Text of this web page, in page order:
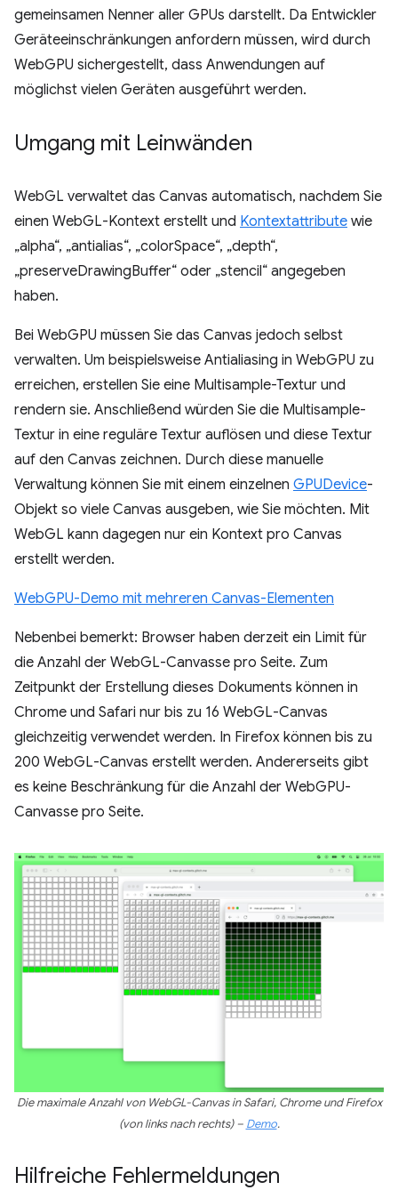
gemeinsamen Nenner aller GPUs darstellt. Da Entwickler
Geräteeinschränkungen anfordern müssen, wird durch
WebGPU sichergestellt, dass Anwendungen auf
möglichst vielen Geräten ausgeführt werden.
Umgang mit Leinwänden
WebGL verwaltet das Canvas automatisch, nachdem Sie
einen WebGL-Kontext erstellt und Kontextattribute wie
„alpha“, „antialias“, „colorSpace“, „depth“,
„preserveDrawingBuffer“ oder „stencil“ angegeben
haben.
Bei WebGPU müssen Sie das Canvas jedoch selbst
verwalten. Um beispielsweise Antialiasing in WebGPU zu
erreichen, erstellen Sie eine Multisample-Textur und
rendern sie. Anschließend würden Sie die Multisample-
Textur in eine reguläre Textur auflösen und diese Textur
auf den Canvas zeichnen. Durch diese manuelle
Verwaltung können Sie mit einem einzelnen GPUDevice-
Objekt so viele Canvas ausgeben, wie Sie möchten. Mit
WebGL kann dagegen nur ein Kontext pro Canvas
erstellt werden.
WebGPU-Demo mit mehreren Canvas-Elementen
Nebenbei bemerkt: Browser haben derzeit ein Limit für
die Anzahl der WebGL-Canvasse pro Seite. Zum
Zeitpunkt der Erstellung dieses Dokuments können in
Chrome und Safari nur bis zu 16 WebGL-Canvas
gleichzeitig verwendet werden. In Firefox können bis zu
200 WebGL-Canvas erstellt werden. Andererseits gibt
es keine Beschränkung für die Anzahl der WebGPU-
Canvasse pro Seite.
Die maximale Anzahl von WebGL-Canvas in Safari, Chrome und Firefox
(von links nach rechts) – Demo.
Hilfreiche Fehlermeldungen